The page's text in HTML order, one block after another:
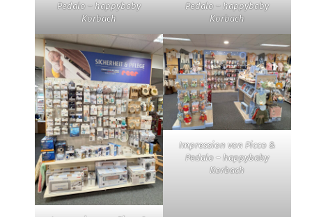
Pedalo – happybaby
Korbach
Pedalo – happybaby
Korbach
Impression von Picco &
Pedalo – happybaby
Korbach